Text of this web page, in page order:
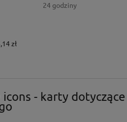
24 godziny
zł
- karty